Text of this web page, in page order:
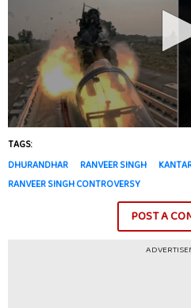
TAGS:
DHURANDHAR
RANVEER SINGH
RANVEER SINGH CONTROVERSY
POST A